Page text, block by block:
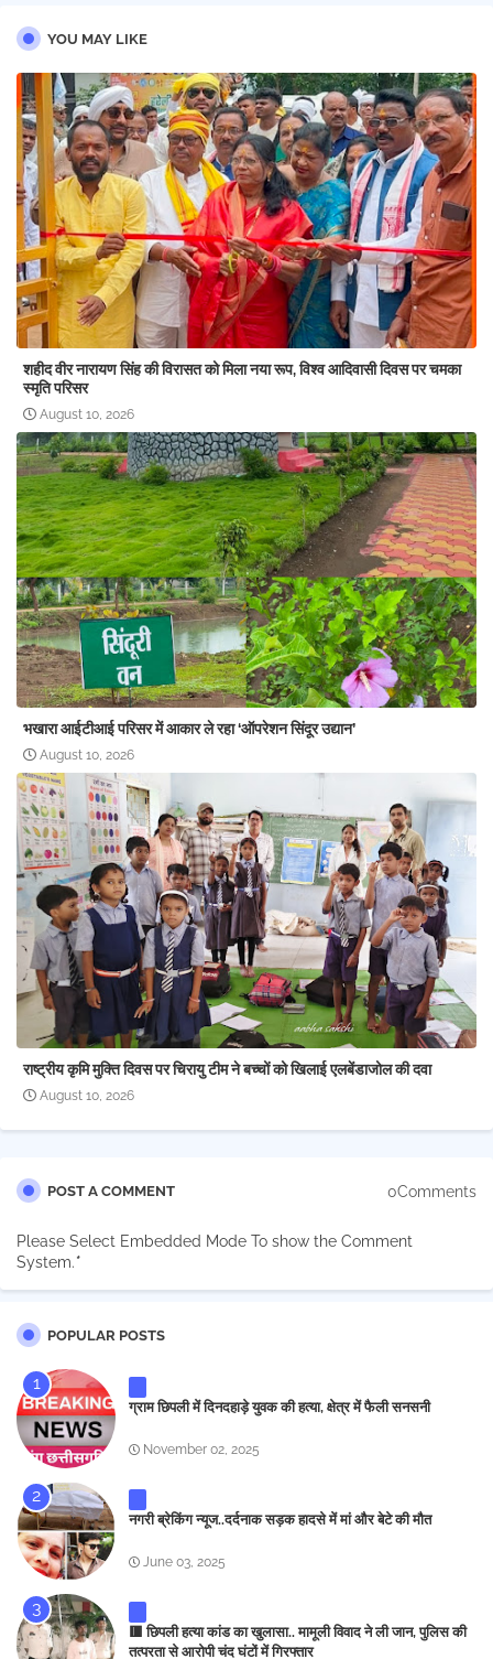
YOU MAY LIKE
शहीद वीर नारायण सिंह की विरासत को मिला नया रूप, विश्व आदिवासी दिवस पर चमका
स्मृति परिसर
August 10, 2026
भखारा आईटीआई परिसर में आकार ले रहा ‘ऑपरेशन सिंदूर उद्यान’
August 10, 2026
राष्ट्रीय कृमि मुक्ति दिवस पर चिरायु टीम ने बच्चों को खिलाई एलबेंडाजोल की दवा
August 10, 2026
POST A COMMENT 0Comments
Please Select Embedded Mode To show the Comment
System.*
POPULAR POSTS
ग्राम छिपली में दिनदहाड़े युवक की हत्या, क्षेत्र में फैली सनसनी
November 02, 2025
नगरी ब्रेकिंग न्यूज..दर्दनाक सड़क हादसे में मां और बेटे की मौत
June 03, 2025
🟥 छिपली हत्या कांड का खुलासा.. मामूली विवाद ने ली जान, पुलिस की
तत्परता से आरोपी चंद घंटों में गिरफ्तार